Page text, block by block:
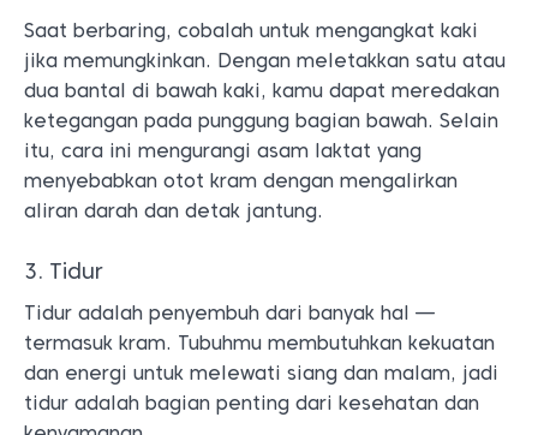
Saat berbaring, cobalah untuk mengangkat kaki
jika memungkinkan. Dengan meletakkan satu atau
dua bantal di bawah kaki, kamu dapat meredakan
ketegangan pada punggung bagian bawah. Selain
itu, cara ini mengurangi asam laktat yang
menyebabkan otot kram dengan mengalirkan
aliran darah dan detak jantung.
3. Tidur
Tidur adalah penyembuh dari banyak hal —
termasuk kram. Tubuhmu membutuhkan kekuatan
dan energi untuk melewati siang dan malam, jadi
tidur adalah bagian penting dari kesehatan dan